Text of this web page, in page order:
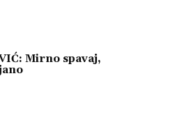
Mirno spavaj,